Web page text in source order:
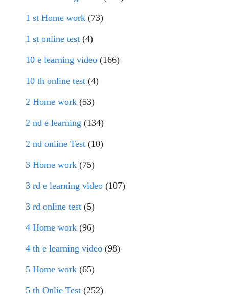
1 st Home work (73)
1 st online test (4)
10 e learning video (166)
10 th online test (4)
2 Home work (53)
2 nd e learning (134)
2 nd online Test (10)
3 Home work (75)
3 rd e learning video (107)
3 rd online test (5)
4 Home work (96)
4 th e learning video (98)
5 Home work (65)
5 th Onlie Test (252)